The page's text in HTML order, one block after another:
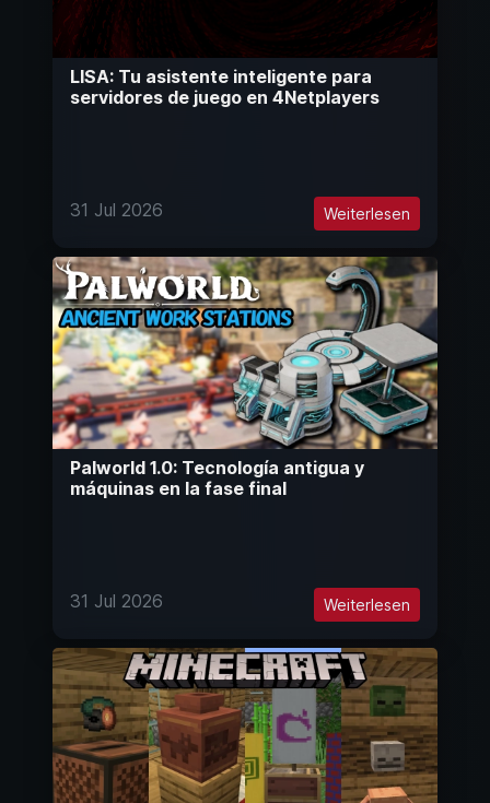
LISA: Tu asistente inteligente para
servidores de juego en 4Netplayers
31 Jul 2026 Weiterlesen
Palworld 1.0: Tecnología antigua y
máquinas en la fase final
31 Jul 2026 Weiterlesen